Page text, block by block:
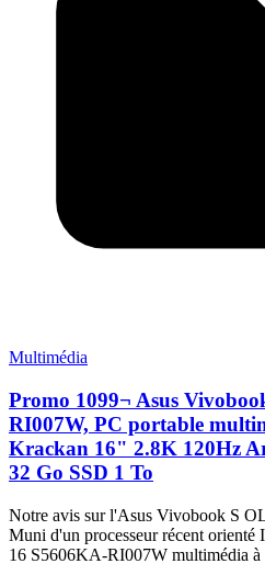
Multimédia
Promo 1099¬ Asus
RI007W, PC portable
Krackan 16" 2.8K 120Hz
32 Go SSD 1 To
Notre avis sur l'Asus Vivobook S
Muni d'un processeur récent
16 S5606KA-RI007W multimédia à